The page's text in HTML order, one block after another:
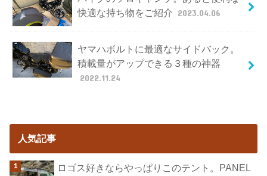
快適な持ち物をご紹介 2023.04.06
ヤマハボルトに最適なサイドバック。
積載量がアップできる３種の神器
2022.11.24
人気記事
ロゴス好きならやっぱりこのテント。PANEL